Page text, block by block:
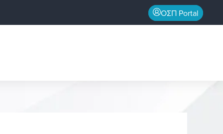
ΟΣΠ Portal